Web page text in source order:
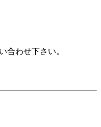
合わせ下さい。